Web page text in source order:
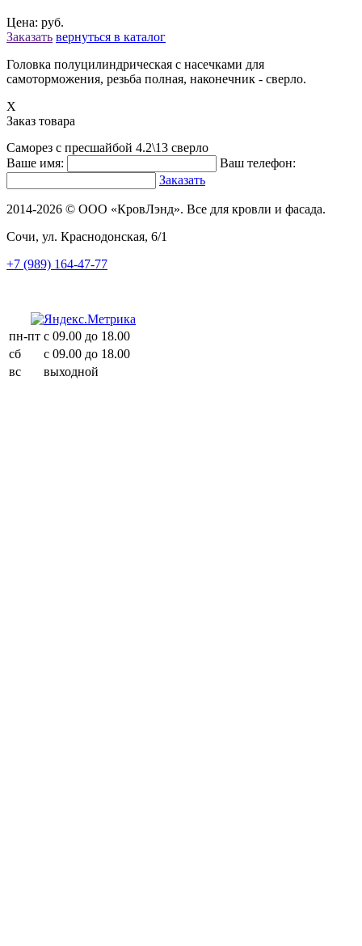
Цена: руб.
Заказать вернуться в каталог
Головка полуцилиндрическая с насечками для
самоторможения, резьба полная, наконечник - сверло.
X
Заказ товара
Саморез с пресшайбой 4.2\13 сверло
Ваше имя:
Ваш телефон:
Заказать
2014-2026 © ООО «КровЛэнд». Все для кровли и фасада.
Сочи, ул. Краснодонская, 6/1
+7 (989) 164-47-77
пн-пт с 09.00 до 18.00
сб
с 09.00 до 18.00
вс
выходной